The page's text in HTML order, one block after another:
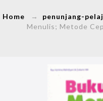
Home → penunjang-
Menulis; Metode